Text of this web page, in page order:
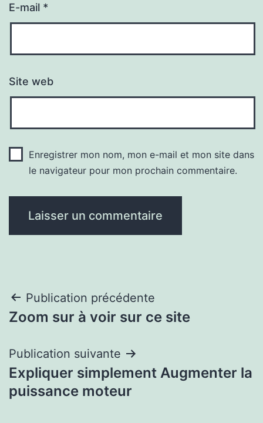
E-mail *
Site web
Enregistrer mon nom, mon e-mail et mon site dans
le navigateur pour mon prochain commentaire.
Navigation
de
l’article
Publication précédente
Zoom sur à voir sur ce site
Publication suivante
Expliquer simplement Augmenter la
puissance moteur